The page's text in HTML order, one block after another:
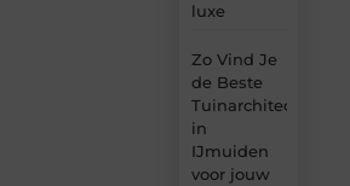
luxe
Zo Vind Je
de Beste
Tuinarchitect
in
IJmuiden
voor jouw